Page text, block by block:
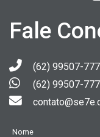
Fale
(62) 99507-
(62) 99507-
Nome